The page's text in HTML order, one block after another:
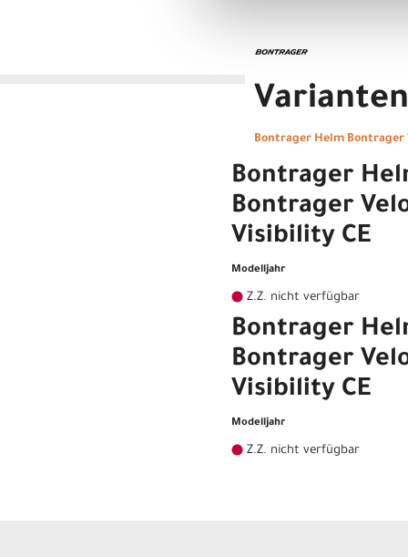
Varianten
Bontrager Helm Bontrager
Bontrager
Bontrager
Visibility CE
Modelljahr
Z.Z. nicht verfügbar
Bontrager
Bontrager
Visibility CE
Modelljahr
Z.Z. nicht verfügbar